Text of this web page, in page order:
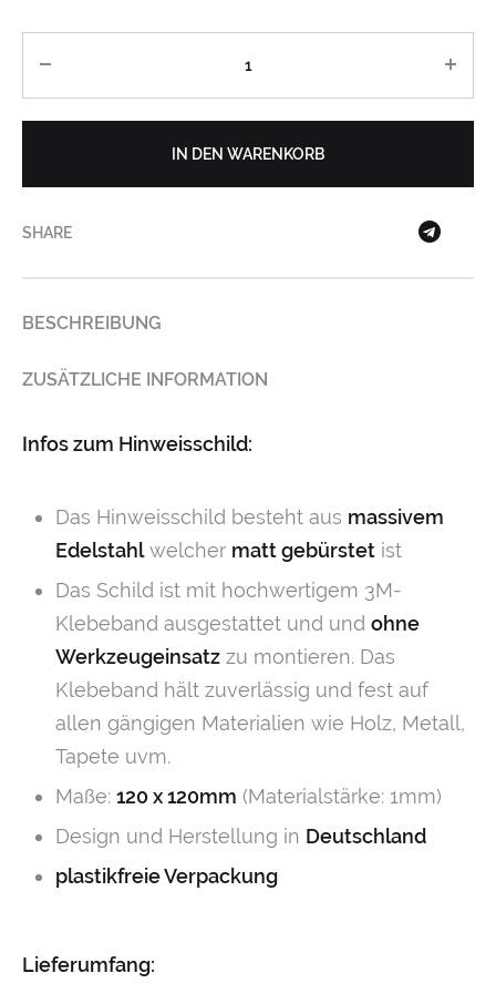
IN DEN WARENKORB
SHARE
BESCHREIBUNG
ZUSÄTZLICHE INFORMATION
Infos zum Hinweisschild:
Das Hinweisschild besteht aus massivem
Edelstahlwelcher matt gebürstet ist
Das Schild ist mit hochwertigem 3M-
Klebeband ausgestattet und und ohne
Werkzeugeinsatz zu montieren. Das
Klebeband hält zuverlässig und fest auf
allen gängigen Materialien wie Holz, Metall,
Tapete uvm.
Maße: 120 x 120mm (Materialstärke: 1mm)
Design und Herstellung in Deutschland
plastikfreie Verpackung
Lieferumfang: